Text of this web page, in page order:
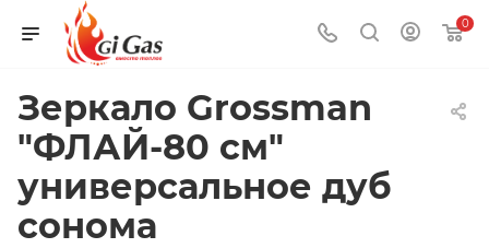
0
Зеркало Grossman
"ФЛАЙ-80 см"
универсальное дуб
сонома